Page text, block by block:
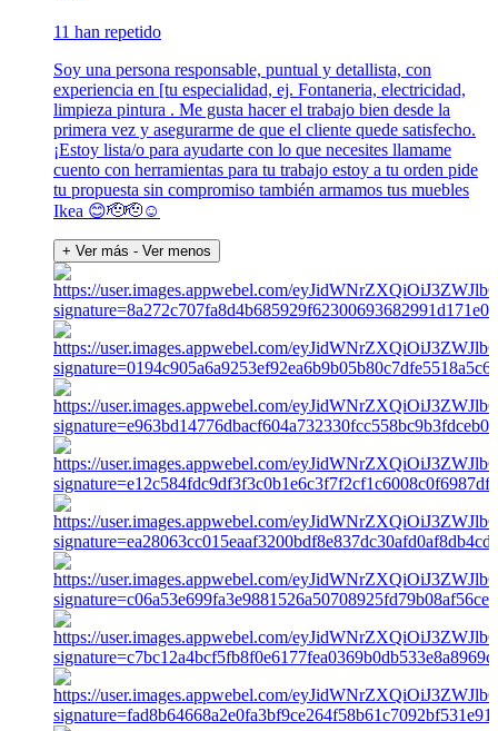
11 han repetido
Soy una persona responsable, puntual y detallista, con
experiencia en [tu especialidad, ej. Fontaneria, electricidad,
limpieza pintura . Me gusta hacer el trabajo bien desde la
primera vez y asegurarme de que el cliente quede satisfecho.
¡Estoy lista/o para ayudarte con lo que necesites llamame
cuento con herramientas para tu trabajo estoy a tu orden pide
tu propuesta sin compromiso también armamos tus muebles
Ikea 😊🫡🫡☺️
+ Ver más - Ver menos